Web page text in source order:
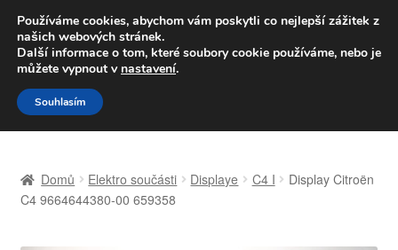
DOPRAVA od 139,-Kč
Volejte po-pá 9-16 704 494 494
Přeskočit
na
navigaci
Přejít
k
obsahu
Celosvětová doprava
Domů Elektro součásti Displaye C4 I
Display Citroën
C4 9664644380-00 659358
Používáme cookies, abychom vám poskytli co nejlepší zážitek z
našich webových stránek.
Další informace o tom, které soubory cookie používáme, nebo je
můžete vypnout v nastavení.
Souhlasím